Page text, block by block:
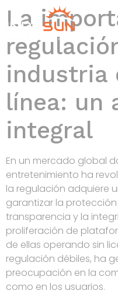
La
industria
línea: un
integral
En un mercado global
entretenimiento ha
la regulación adquiere
garantizar la
transparencia y la
proliferación de
de ellas operando sin
regulación débiles, ha
preocupación en la
como en los usuarios.